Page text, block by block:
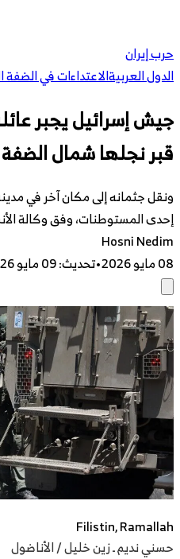
حرب إيران
الدول العربيةالاعتداءات في الضفة
جيش إسرائيل يجبر
قبر نجلها شمال الضفة
ونقل جثمانه إلى مكان آخر في
إحدى المستوطنات، وفق وكالة
Hosni Nedim
08 مايو 2026
•تحديث:09 مايو 2026
Filistin, Ramallah
حسني نديم ـ زين خليل / الأناضول